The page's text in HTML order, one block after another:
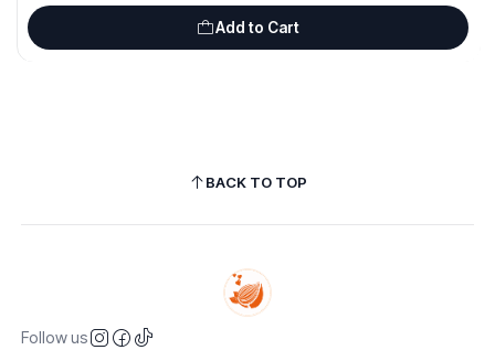
Add to Cart
BACK TO TOP
Follow us